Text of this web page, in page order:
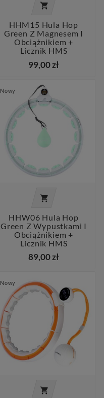

HHM15 Hula Hop
Green Z Magnesem I
Obciążnikiem +
Licznik HMS
99,00 zł
Nowy

HHW06 Hula Hop
Green Z Wypustkami I
Obciążnikiem +
Licznik HMS
89,00 zł
Nowy
